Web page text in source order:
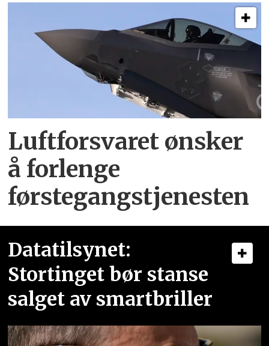
Luftforsvaret ønsker
å forlenge
førstegangstjenesten
Datatilsynet:
Stortinget bør stanse
salget av smartbriller